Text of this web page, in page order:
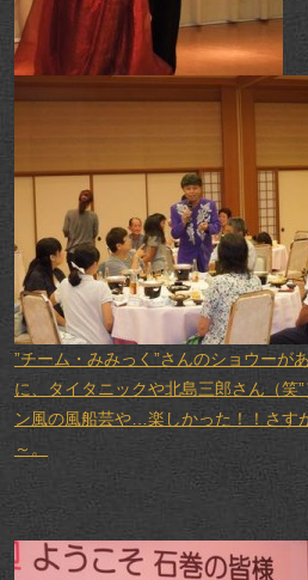
”チーム・みみっく”さんのショウーが
に、タイタニックや北島三郎さん（
ン風の風船芸や…楽しかった！！さす
～。